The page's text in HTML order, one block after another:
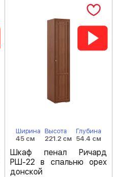
Ширина
45 см
Высота
221.2 см
Глубина
54.4 см
Шкаф пенал Ричард
РШ-22 в спальню орех
донской